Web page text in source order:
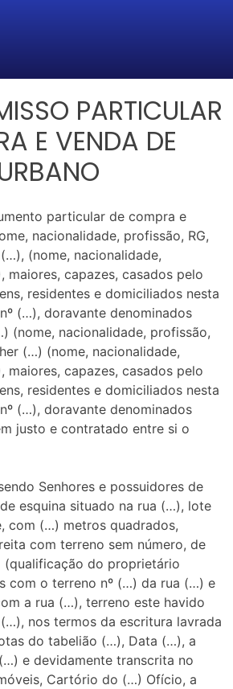
PARTICULAR
E VENDA DE
particular de compra e
nacionalidade, profissão, RG,
(nome, nacionalidade,
maiores, capazes, casados pelo
residentes e domiciliados nesta
(…), doravante denominados
(nome, nacionalidade, profissão,
(…) (nome, nacionalidade,
maiores, capazes, casados pelo
residentes e domiciliados nesta
(…), doravante denominados
justo e contratado entre si o
Senhores e possuidores de
esquina situado na rua (…), lote
com (…) metros quadrados,
com terreno sem número, de
do proprietário
com o terreno nº (…) da rua (…) e
a rua (…), terreno este havido
nos termos da escritura lavrada
do tabelião (…), Data (…), a
e devidamente transcrita no
Cartório do (…) Ofício, a